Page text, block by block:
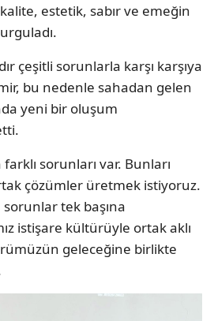
estetik, sabır ve emeğin
çeşitli sorunlarla karşı karşıya
bu nedenle sahadan gelen
yeni bir oluşum
sorunları var. Bunları
çözümler üretmek istiyoruz.
sorunlar tek başına
istişare kültürüyle ortak aklı
geleceğine birlikte